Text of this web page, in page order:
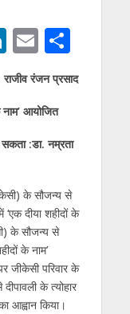
Li
n
k
e
dI
E
m
ai
l
S
h
ar
राजीव रंजन प्रसाद
आयोजित
:डा. नम्रता
के सौजन्य से
‘एक दीया शहीदों के
के सौजन्य से
के नाम’
जीकेसी परिवार के
के त्योहार
आह्वान किया।